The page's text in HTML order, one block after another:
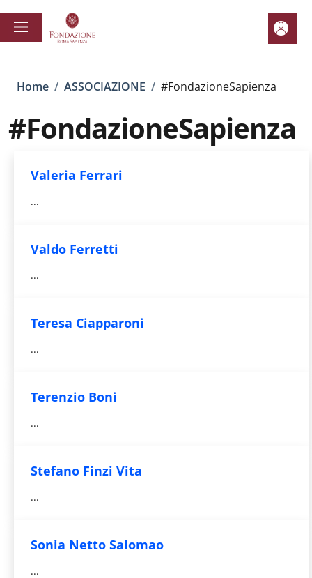
Area
Briciole di pane
Home / ASSOCIAZIONE / #FondazioneSapienza
#FondazioneSapienza
Valeria Ferrari
...
Valdo Ferretti
...
Teresa Ciapparoni
...
Terenzio Boni
...
Stefano Finzi Vita
...
Sonia Netto Salomao
...